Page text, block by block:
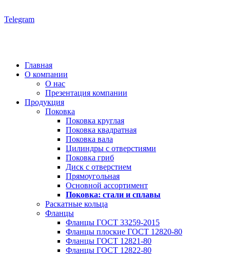
Telegram
Главная
О компании
О нас
Презентация компании
Продукция
Поковка
Поковка круглая
Поковка квадратная
Поковка вала
Цилиндры с отверстиями
Поковка гриб
Диск с отверстием
Прямоугольная
Основной ассортимент
Поковка: cтали и сплавы
Раскатные кольца
Фланцы
Фланцы ГОСТ 33259-2015
Фланцы плоские ГОСТ 12820-80
Фланцы ГОСТ 12821-80
Фланцы ГОСТ 12822-80